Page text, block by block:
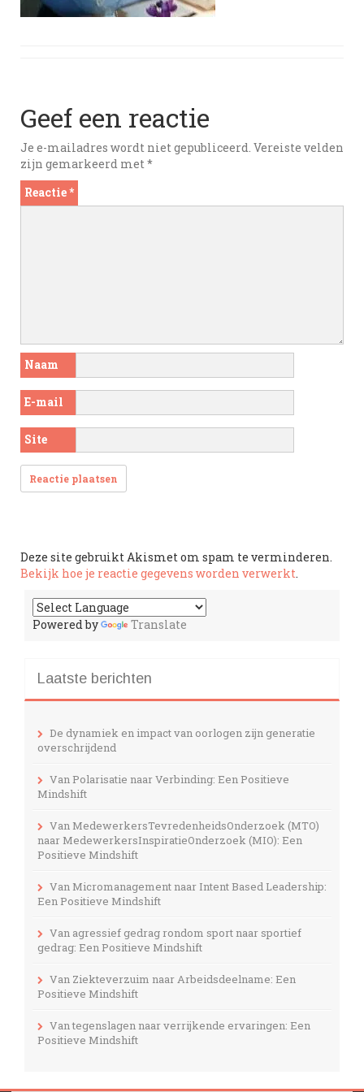
Geef een reactie
Je e-mailadres wordt niet gepubliceerd. Vereiste velden
zijn gemarkeerd met*
Reactie*
Naam
E-mail
Site
Deze site gebruikt Akismet om spam te verminderen.
Bekijk hoe je reactie gegevens worden verwerkt.
Powered by Translate
Laatste berichten
De dynamiek en impact van oorlogen zijn generatie
overschrijdend
Van Polarisatie naar Verbinding: Een Positieve
Mindshift
Van MedewerkersTevredenheidsOnderzoek (MTO)
naar MedewerkersInspiratieOnderzoek (MIO): Een
Positieve Mindshift
Van Micromanagement naar Intent Based Leadership:
Een Positieve Mindshift
Van agressief gedrag rondom sport naar sportief
gedrag: Een Positieve Mindshift
Van Ziekteverzuim naar Arbeidsdeelname: Een
Positieve Mindshift
Van tegenslagen naar verrijkende ervaringen: Een
Positieve Mindshift